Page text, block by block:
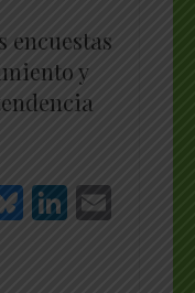
encuestas
y
Bluesky